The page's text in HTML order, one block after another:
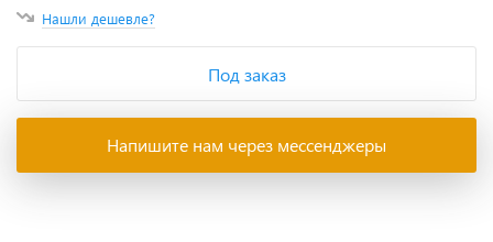
Нашли дешевле?
Под заказ
Напишите нам через мессенджеры